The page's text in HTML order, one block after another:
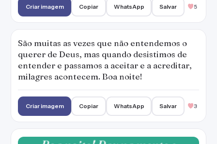
Criar imagem Copiar WhatsApp Salvar 5
São muitas as vezes que não entendemos o
querer de Deus, mas quando desistimos de
entender e passamos a aceitar e a acreditar,
milagres acontecem. Boa noite!
Criar imagem Copiar WhatsApp Salvar 3